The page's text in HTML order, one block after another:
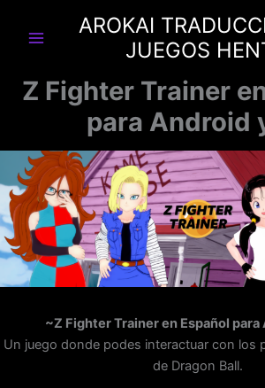
AROKAI
JUEGOS
Z Fighter Trainer
para Android
~Z Fighter Trainer en Español para
Un juego donde podes interactuar con los
de Dragon Ball.